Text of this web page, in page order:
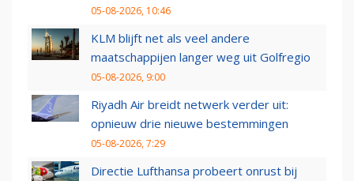
05-08-2026, 10:46
KLM blijft net als veel andere
maatschappijen langer weg uit Golfregio
05-08-2026, 9:00
Riyadh Air breidt netwerk verder uit:
opnieuw drie nieuwe bestemmingen
05-08-2026, 7:29
Directie Lufthansa probeert onrust bij